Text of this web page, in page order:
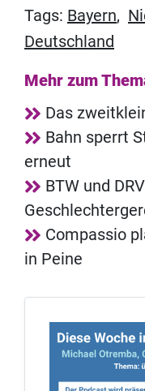
Tags: Bayern,
Deutschland
Mehr zum
Das
Bahn sperrt
erneut
BTW und
Compassio
in Peine